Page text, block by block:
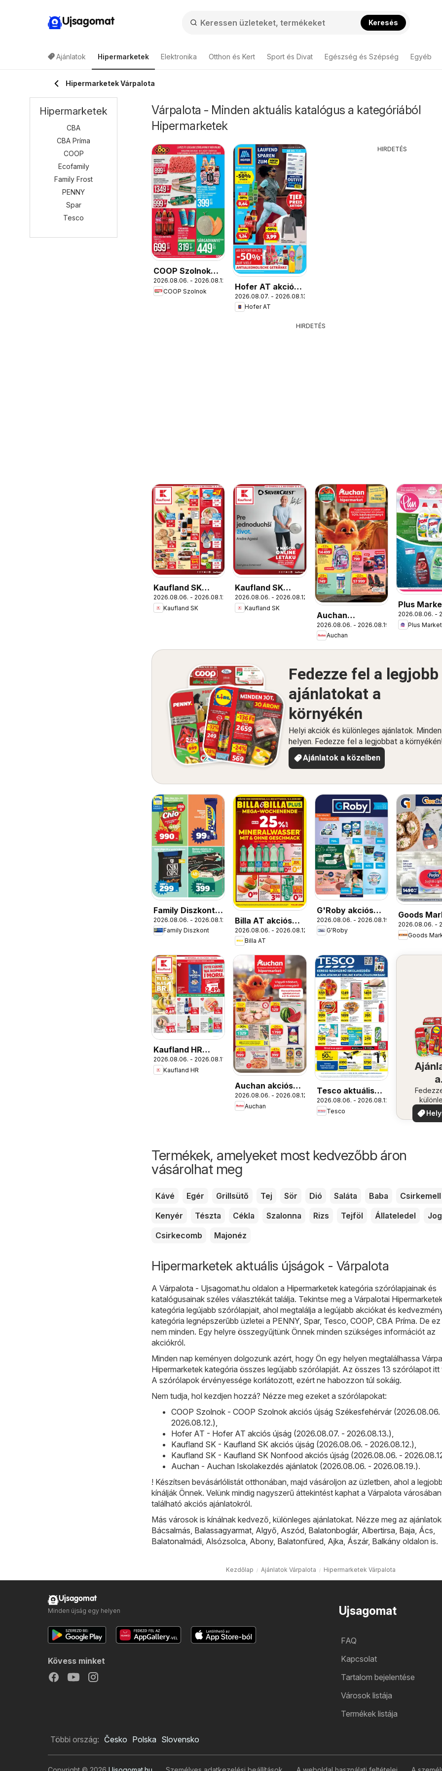
Ujsagomat Keresés
Ajánlatok Hipermarketek Elektronika Otthon és Kert Sport és Divat Egészség és Szépség Egyéb
Hipermarketek Várpalota
Várpalota - Minden aktuális katalógus a kategóriából
Hipermarketek
COOP Szolnok
akciós újság
Székesfehérvár
2026.08.06. - 2026.08.12.
COOP Szolnok
Hofer AT akciós
újság
2026.08.07. - 2026.08.13.
Hofer AT
HIRDETÉS
HIRDETÉS
Kaufland SK
akciós újság
2026.08.06. - 2026.08.12.
Kaufland SK
Kaufland SK
Nonfood akciós
újság
2026.08.06. - 2026.08.12.
Kaufland SK
Auchan
Iskolakezdés
ajánlatok
2026.08.06. - 2026.08.19.
Auchan
Plus
akciós
2026.08.06. -
Plus Market
Fedezze fel a legjobb
ajánlatokat a
környékén
Helyi akciók és különleges ajánlatok.
helyen. Fedezze fel a legjobbat a
Ajánlatok a közelben
Family Diszkont
akciós újság
2026.08.06. - 2026.08.12.
Family Diszkont
Billa AT akciós
újság
2026.08.06. - 2026.08.12.
Billa AT
G'Roby akciós
újság
2026.08.06. - 2026.08.19.
G'Roby
Goods
akciós
2026.08.06. -
Goods
Kaufland HR
akciós újság
2026.08.06. - 2026.08.11.
Kaufland HR
Auchan akciós
újság
2026.08.06. - 2026.08.12.
Auchan
Tesco aktuális
akciós újság
2026.08.06. - 2026.08.12.
Tesco
a
Termékek, amelyeket most kedvezőbb áron
vásárolhat meg
Kávé Egér Grillsütő Tej Sör Dió Saláta Baba
Csirkemell
Kenyér
Tészta Cékla Szalonna Rizs Tejföl Állateledel
Csirkecomb
Majonéz
Hipermarketek aktuális újságok - Várpalota
A Várpalota - Ujsagomat.hu oldalon a Hipermarketek kategória szórólapjainak és
katalógusainak széles választékát találja. Tekintse meg a Várpalotai
kategória legújabb szórólapjait, ahol megtalálja a legújabb akciókat és
kategória legnépszerűbb üzletei a PENNY, Spar, Tesco, COOP, CBA Príma. De
nem minden. Egy helyre összegyűjtünk Önnek minden szükséges információt az
akciókról.
Minden nap keményen dolgozunk azért, hogy Ön egy helyen megtalálhassa
Hipermarketek kategória összes legújabb szórólapját. Az összes 13 szórólapot itt
A szórólapok érvényessége korlátozott, ezért ne habozzon túl sokáig.
Nem tudja, hol kezdjen hozzá? Nézze meg ezeket a szórólapokat:
COOP Szolnok - COOP Szolnok akciós újság Székesfehérvár (2026.08.06.
2026.08.12.),
Hofer AT - Hofer AT akciós újság (2026.08.07. - 2026.08.13.),
Kaufland SK - Kaufland SK akciós újság (2026.08.06. - 2026.08.12.),
Kaufland SK - Kaufland SK Nonfood akciós újság (2026.08.06. -
Auchan - Auchan Iskolakezdés ajánlatok (2026.08.06. - 2026.08.19.).
! Készítsen bevásárlólistát otthonában, majd vásároljon az üzletben, ahol a
kínálják Önnek. Velünk mindig nagyszerű áttekintést kaphat a Várpalota városában
található akciós ajánlatokról.
Más városok is kínálnak kedvező, különleges ajánlatokat. Nézze meg az
Bácsalmás, Balassagyarmat, Algyő, Aszód, Balatonboglár, Albertirsa, Baja, Ács,
Balatonalmádi, Alsózsolca, Abony, Balatonfüred, Ajka, Ászár, Balkány oldalon is.
Kezdőlap Ajánlatok Várpalota Hipermarketek Várpalota
Hipermarketek
CBA
CBA Príma
COOP
Ecofamily
Family Frost
PENNY
Spar
Tesco
Ujsagomat
FAQ
Kapcsolat
Tartalom bejelentése
Városok listája
Termékek listája
Ujsagomat
Minden újság egy helyen
Kövess minket
Többi ország: Česko Polska Slovensko